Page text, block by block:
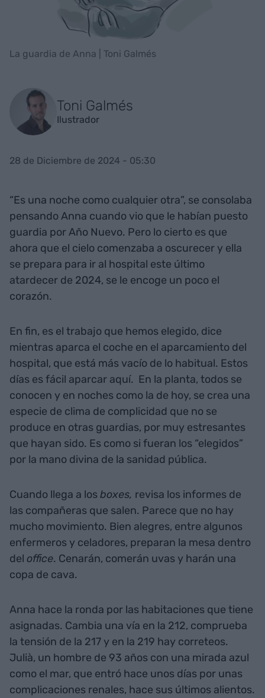
La guardia de Anna | Toni Galmés
Toni Galmés
Ilustrador
28 de Diciembre de 2024 - 05:30
“Es una noche como cualquier otra”, se consolaba
pensando Anna cuando vio que le habían puesto
guardia por Año Nuevo. Pero lo cierto es que
ahora que el cielo comenzaba a oscurecer y ella
se prepara para ir al hospital este último
atardecer de 2024, se le encoge un poco el
corazón.
En fin, es el trabajo que hemos elegido, dice
mientras aparca el coche en el aparcamiento del
hospital, que está más vacío de lo habitual. Estos
días es fácil aparcar aquí. En la planta, todos se
conocen y en noches como la de hoy, se crea una
especie de clima de complicidad que no se
produce en otras guardias, por muy estresantes
que hayan sido. Es como si fueran los “elegidos”
por la mano divina de la sanidad pública.
Cuando llega a losboxes, revisa los informes de
las compañeras que salen. Parece que no hay
mucho movimiento. Bien alegres, entre algunos
enfermeros y celadores, preparan la mesa dentro
del office. Cenarán, comerán uvas y harán una
copa de cava.
Anna hace la ronda por las habitaciones que tiene
asignadas. Cambia una vía en la 212, comprueba
la tensión de la 217 y en la 219 hay correteos.
Julià, un hombre de 93 años con una mirada azul
como el mar, que entró hace unos días por unas
complicaciones renales, hace sus últimos alientos.